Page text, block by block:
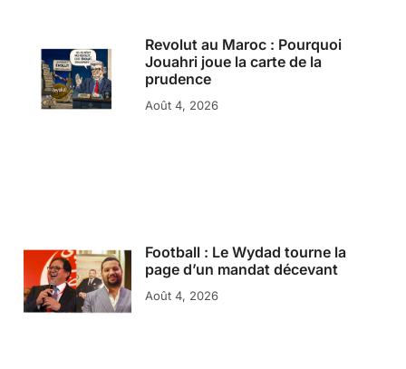
Revolut au Maroc : Pourquoi
Jouahri joue la carte de la
prudence
Août 4, 2026
Football : Le Wydad tourne la
page d’un mandat décevant
Août 4, 2026